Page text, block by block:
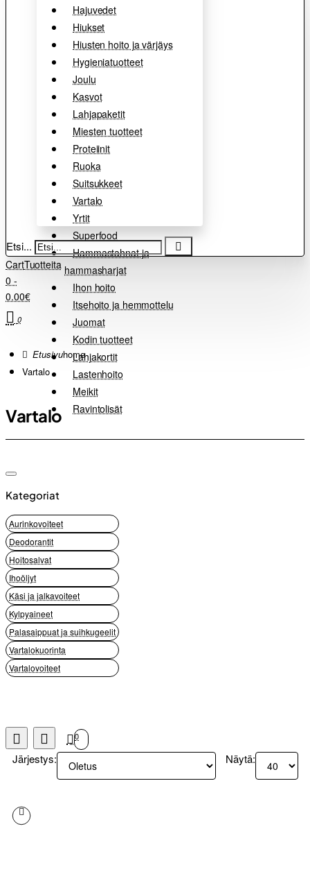
Hajuvedet
Hiukset
Hiusten hoito ja värjäys
Hygieniatuotteet
Joulu
Kasvot
Lahjapaketit
Miesten tuotteet
Proteiinit
Ruoka
Suitsukkeet
Vartalo
Yrtit
Superfood
Hammastahnat ja
hammasharjat
Ihon hoito
Itsehoito ja hemmottelu
Juomat
Kodin tuotteet
Lahjakortit
Lastenhoito
Meikit
Ravintolisät
Etsi...
CartTuotteita
0 -
0.00€
0
home
Vartalo
Vartalo
Kategoriat
Aurinkovoiteet
Deodorantit
Hoitosalvat
Ihoöljyt
Käsi ja jalkavoiteet
Kylpyaineet
Palasaippuat ja suihkugeelit
Vartalokuorinta
Vartalovoiteet
0
Järjestys: Näytä: